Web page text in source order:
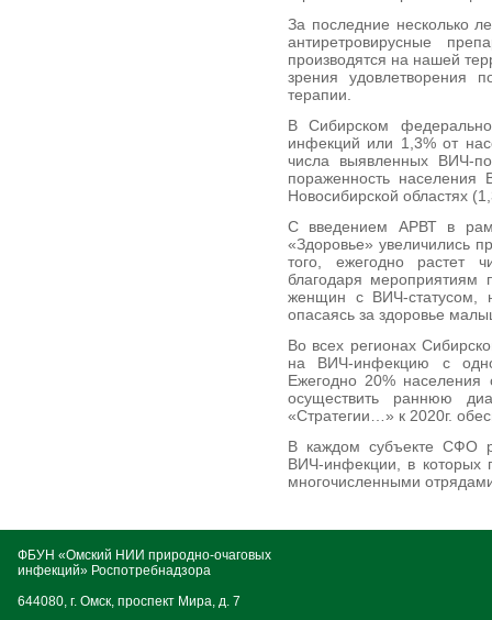
За последние несколько
антиретровирусные
производятся на нашей
зрения удовлетворения
терапии.
В Сибирском
инфекций или 1,3% от
числа выявленных ВИЧ-
пораженность населения
Новосибирской областях
С введением АРВТ в
«Здоровье» увеличились
того, ежегодно растет
благодаря
женщин с ВИЧ-статусом,
опасаясь за здоровье
Во всех регионах
на ВИЧ-инфекцию с
Ежегодно 20% населения
осуществить раннюю
«Стратегии…» к 2020г.
В каждом субъекте СФО
ВИЧ-инфекции, в которых
многочисленными
ФБУН «Омский НИИ природно-очаговых
инфекций» Роспотребнадзора
644080, г. Омск, проспект Мира, д. 7